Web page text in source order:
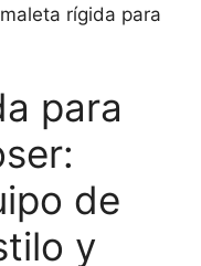
rígida para
para
de
y